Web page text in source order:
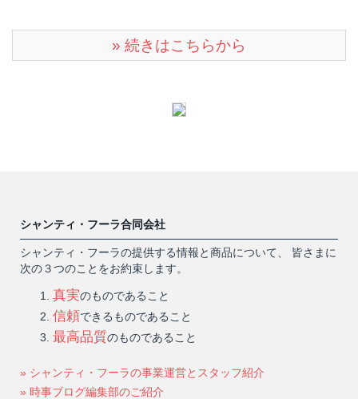
» 続きはこちらから
シャンティ・フーラ合同会社
シャンティ・フーラの提供する情報と商品について、 皆さまに
次の３つのことをお約束します。
真実のものであること
信頼できるものであること
最高品質のものであること
» シャンティ・フーラの事業運営とスタッフ紹介
» 時事ブログ編集部のご紹介